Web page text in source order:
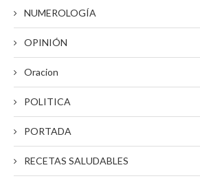
NUMEROLOGÍA
OPINIÓN
Oracion
POLITICA
PORTADA
RECETAS SALUDABLES